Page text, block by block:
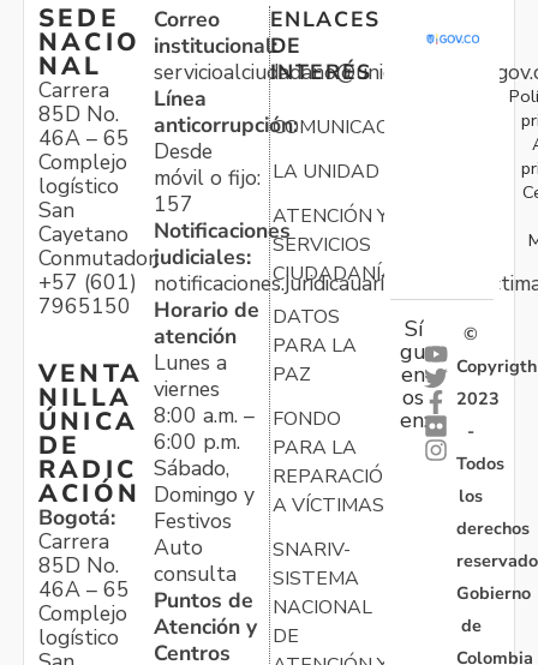
SEDE
NACIO
NAL
Carrera
85D No.
46A – 65
Complejo
logístico
San
Cayetano
Conmutador:
+57 (601)
7965150
VENTA
NILLA
ÚNICA
DE
RADIC
ACIÓN
Bogotá:
Carrera
85D No.
46A – 65
Complejo
logístico
Correo
institucional:
Línea
anticorrupción:
Desde
móvil o fijo:
157
Notificaciones
judiciales:
Horario de
atención
Lunes a
viernes
8:00 a.m. –
6:00 p.m.
Sábado,
Domingo y
Festivos
Auto
consulta
Puntos de
Atención y
Centros
ENLACES
DE
INTERÉS
COMUNICACIONES
LA UNIDAD
ATENCIÓN Y
SERVICIOS
CIUDADANÍA
DATOS
PARA LA
PAZ
FONDO
PARA LA
REPARACIÓN
A VÍCTIMAS
SNARIV-
SISTEMA
NACIONAL
DE
Sí
gu
en
os
en:
©
Copyrigth
2023
-
Todos
los
derechos
Gobierno
de
Colombia